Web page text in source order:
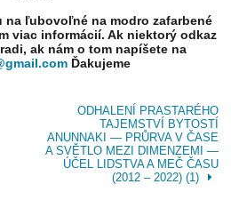
ľubovoľné na modro zafarbené
viac informácií. Ak niektorý odkaz
ak nám o tom napíšete na
Ďakujeme
ODHALENÍ PRASTARÉHO
TAJEMSTVÍ BYTOSTÍ
ANUNNAKI — PRŮRVA V ČASE
A SVĚTLO MEZI DIMENZEMI —
ÚČEL LIDSTVA A MEČ ČASU
(2012 – 2022) (1)